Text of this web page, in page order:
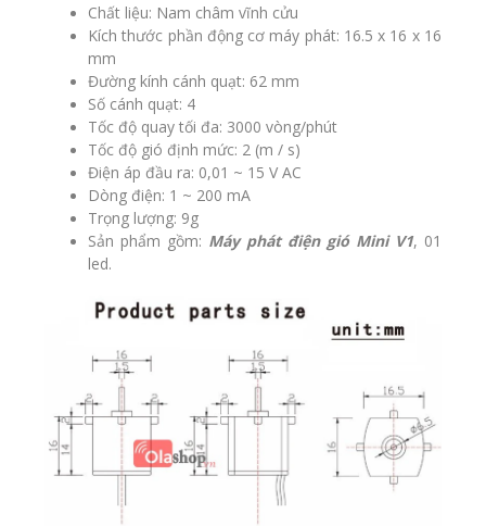
Chất liệu: Nam châm vĩnh cửu
Kích thước phần động cơ máy phát: 16.5 x 16 x 16
mm
Đường kính cánh quạt: 62 mm
Số cánh quạt: 4
Tốc độ quay tối đa: 3000 vòng/phút
Tốc độ gió định mức: 2 (m / s)
Điện áp đầu ra: 0,01 ~ 15 V AC
Dòng điện: 1 ~ 200 mA
Trọng lượng: 9g
Sản phẩm gồm: Máy phát điện gió Mini V1, 01
led.